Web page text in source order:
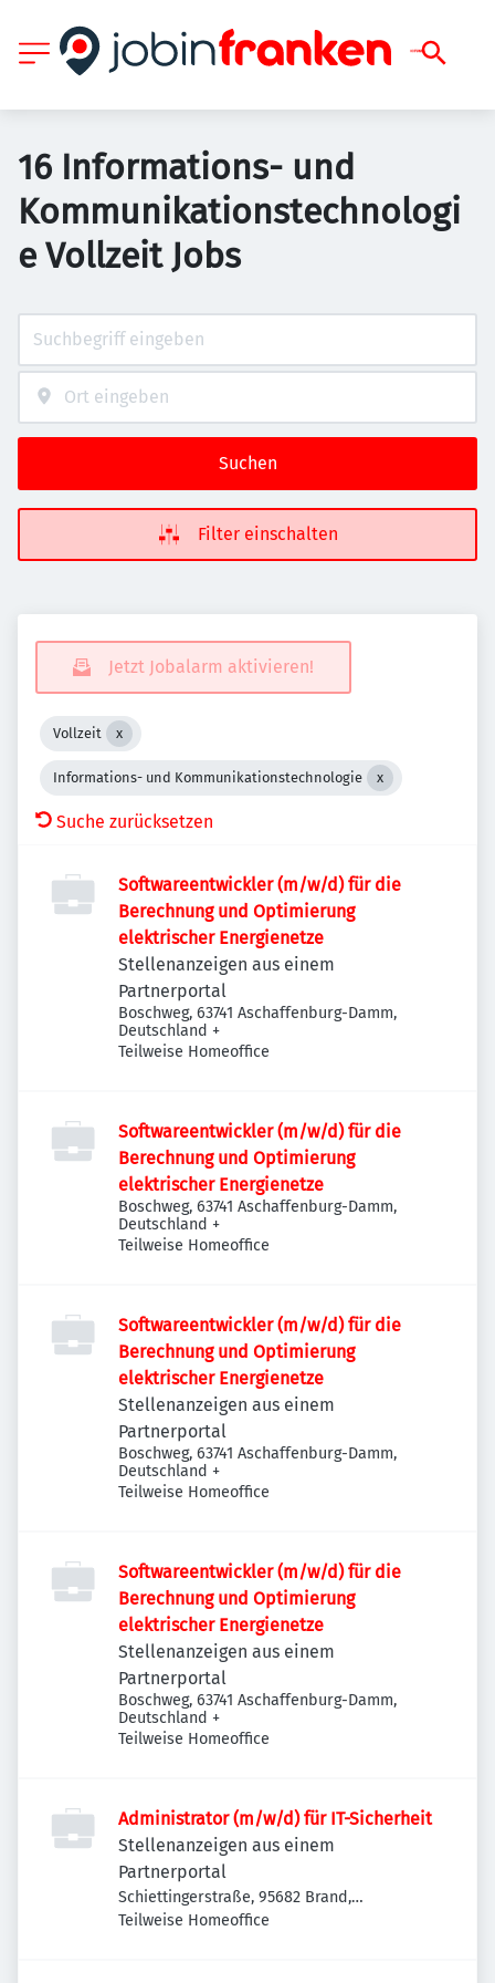
16 Informations- und
Kommunikationstechnologi
e Vollzeit Jobs
Suchen
Filter einschalten
Jetzt Jobalarm aktivieren!
Vollzeit
Informations- und Kommunikationstechnologie
Suche zurücksetzen
Softwareentwickler (m/w/d) für die
Berechnung und Optimierung
elektrischer Energienetze
Stellenanzeigen aus einem
Partnerportal
Boschweg, 63741 Aschaffenburg-Damm,
Deutschland +
Teilweise Homeoffice
Softwareentwickler (m/w/d) für die
Berechnung und Optimierung
elektrischer Energienetze
Boschweg, 63741 Aschaffenburg-Damm,
Deutschland +
Teilweise Homeoffice
Softwareentwickler (m/w/d) für die
Berechnung und Optimierung
elektrischer Energienetze
Stellenanzeigen aus einem
Partnerportal
Boschweg, 63741 Aschaffenburg-Damm,
Deutschland +
Teilweise Homeoffice
Softwareentwickler (m/w/d) für die
Berechnung und Optimierung
elektrischer Energienetze
Stellenanzeigen aus einem
Partnerportal
Boschweg, 63741 Aschaffenburg-Damm,
Deutschland +
Teilweise Homeoffice
Administrator (m/w/d) für IT-Sicherheit
Stellenanzeigen aus einem
Partnerportal
Schiettingerstraße, 95682 Brand,
Deutschland
Teilweise Homeoffice